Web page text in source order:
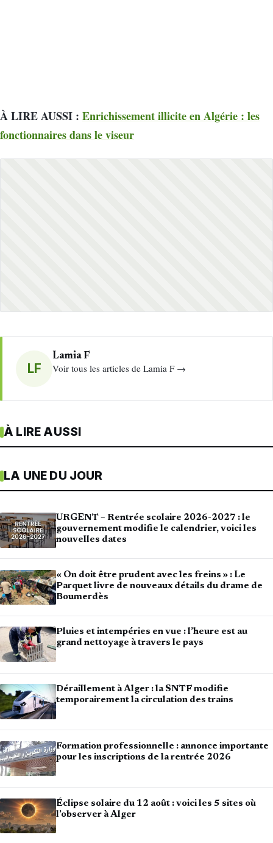
À LIRE AUSSI : Enrichissement illicite en Algérie : les
fonctionnaires dans le viseur
LF
Lamia F
Voir tous les articles de Lamia F →
À LIRE AUSSI
LA UNE DU JOUR
URGENT – Rentrée scolaire 2026-2027 : le
gouvernement modifie le calendrier, voici les
nouvelles dates
« On doit être prudent avec les freins » : Le
Parquet livre de nouveaux détails du drame de
Boumerdès
Pluies et intempéries en vue : l’heure est au
grand nettoyage à travers le pays
Déraillement à Alger : la SNTF modifie
temporairement la circulation des trains
Formation professionnelle : annonce importante
pour les inscriptions de la rentrée 2026
Éclipse solaire du 12 août : voici les 5 sites où
l’observer à Alger